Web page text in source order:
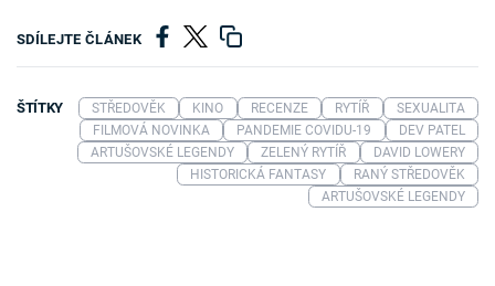
SDÍLEJTE ČLÁNEK
ŠTÍTKY STŘEDOVĚK KINO RECENZE RYTÍŘ
SEXUALITA
FILMOVÁ NOVINKA
PANDEMIE COVIDU-19
DEV PATEL
ARTUŠOVSKÉ LEGENDY
ZELENÝ RYTÍŘ
DAVID LOWERY
HISTORICKÁ FANTASY
RANÝ STŘEDOVĚK
ARTUŠOVSKÉ LEGENDY